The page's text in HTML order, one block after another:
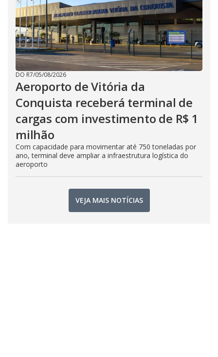
DO R7/05/08/2026
Aeroporto de Vitória da
Conquista receberá terminal de
cargas com investimento de R$ 1
milhão
Com capacidade para movimentar até 750 toneladas por
ano, terminal deve ampliar a infraestrutura logística do
aeroporto
VEJA MAIS NOTÍCIAS